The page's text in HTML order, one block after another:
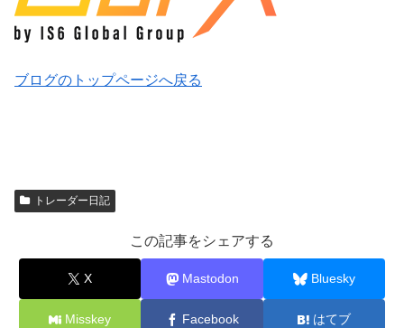
ブログのトップページへ戻る
トレーダー日記
この記事をシェアする
X Mastodon Bluesky
Misskey Facebook はてブ